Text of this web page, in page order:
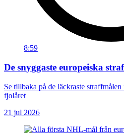
8:59
De snyggaste europeiska
Se tillbaka på de läckraste
fjolåret
21 jul 2026